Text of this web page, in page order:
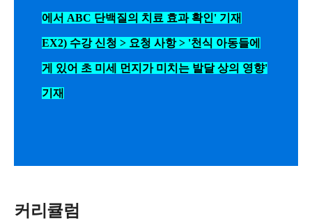
에서 ABC 단백질의 치료 효과 확인' 기재
EX2) 수강 신청 > 요청 사항 > '천식 아동들에
게 있어 초 미세 먼지가 미치는 발달 상의 영향'
기재
커리큘럼